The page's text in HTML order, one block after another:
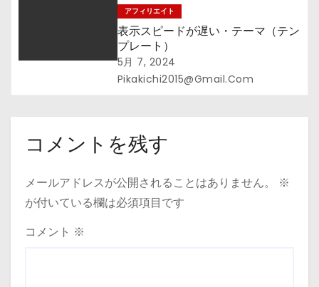
アフィリエイト
表示スピードが遅い・テーマ（テン
プレート）
5月 7, 2024
Pikakichi2015@gmail.com
コメントを残す
メールアドレスが公開されることはありません。
※
が付いている欄は必須項目です
コメント ※